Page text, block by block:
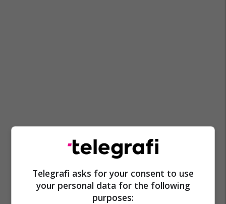
Telegrafi asks for your consent to use
your personal data for the following
purposes: